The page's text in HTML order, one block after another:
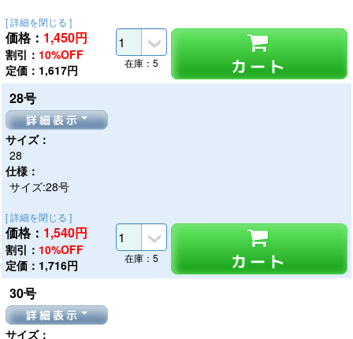
[ 詳細を閉じる ]
価格： 1,450円
割引： 10%OFF
定価：1,617円
カート
在庫：5
28号
詳細表示
サイズ：
28
仕様：
サイズ:28号
[ 詳細を閉じる ]
価格： 1,540円
割引： 10%OFF
定価：1,716円
カート
在庫：5
30号
詳細表示
サイズ：